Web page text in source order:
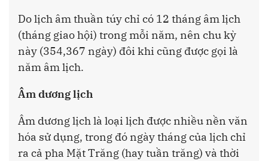
Do lịch âm thuần túy chỉ có 12 tháng âm lịch
(tháng giao hội) trong mỗi năm, nên chu kỳ
này (354,367 ngày) đôi khi cũng được gọi là
năm âm lịch.
Âm dương lịch
Âm dương lịch là loại lịch được nhiều nền văn
hóa sử dụng, trong đó ngày tháng của lịch chỉ
ra cả pha Mặt Trăng (hay tuần trăng) và thời